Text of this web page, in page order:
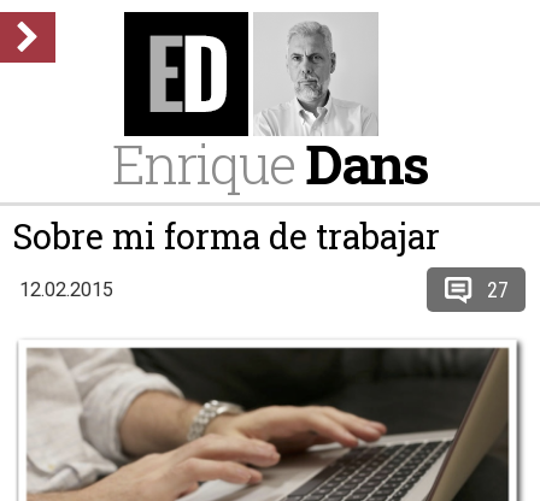
EnriqueDans
Sobre mi forma de trabajar
12.02.2015 27